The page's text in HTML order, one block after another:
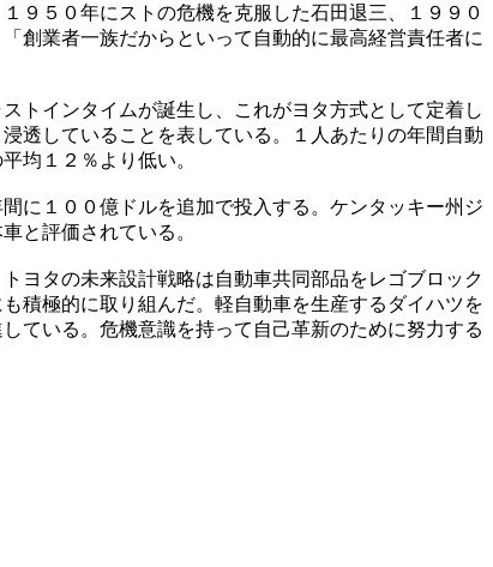
９５０年にストの危機を克服した石田退三、１９９０
創業者一族だからといって自動的に最高経営責任者に
トインタイムが誕生し、これがヨタ方式として定着し
透していることを表している。１人あたりの年間自動
均１２％より低い。
に１００億ドルを追加で投入する。ケンタッキー州ジ
と評価されている。
ヨタの未来設計戦略は自動車共同部品をレゴブロック
積極的に取り組んだ。軽自動車を生産するダイハツを
ている。危機意識を持って自己革新のために努力する